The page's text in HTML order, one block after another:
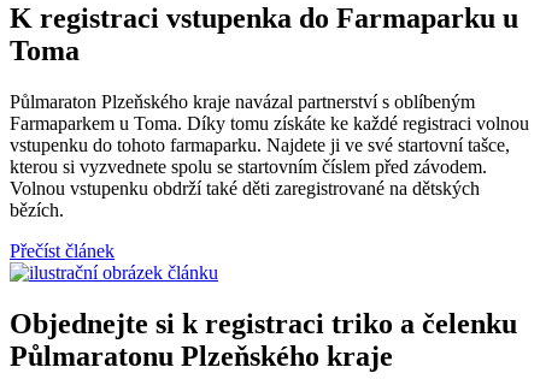
K registraci vstupenka do Farmaparku u
Toma
Půlmaraton Plzeňského kraje navázal partnerství s oblíbeným
Farmaparkem u Toma. Díky tomu získáte ke každé registraci volnou
vstupenku do tohoto farmaparku. Najdete ji ve své startovní tašce,
kterou si vyzvednete spolu se startovním číslem před závodem.
Volnou vstupenku obdrží také děti zaregistrované na dětských
bězích.
Přečíst článek
Objednejte si k registraci triko a čelenku
Půlmaratonu Plzeňského kraje